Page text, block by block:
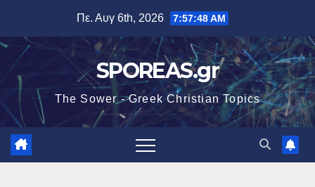
περιεχόμενο
Πε. Αυγ 6th, 2026 7:57:49 AM
SPOREAS.gr
The Sower - Greek Christian Topics